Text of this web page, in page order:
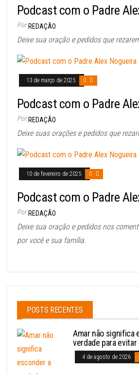
Podcast com o Padre
Por REDAÇÃO
Deixe sua oração e pedidos que
13 de março de 2025 0
Podcast com o Padre
Por REDAÇÃO
Deixe suas orações e pedidos que
10 de fevereiro de 2025 0
Podcast com o Padre
Por REDAÇÃO
Deixe sua oração e pedidos nos
por você e sua família.
POSTS RECENTES
Amar não significa
verdade para
4 de agosto de 2026